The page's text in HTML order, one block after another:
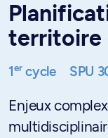
territoire
1ercycle SPU
Enjeux